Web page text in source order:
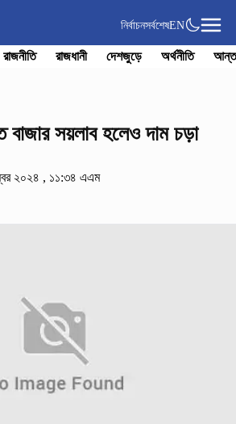
নির্বাচনসর্বশেষEN
রাজনীতি রাজধানী দেশজুড়ে অর্থনীতি
বাজার সয়লাব হলেও দাম চড়া
২০২৪ , ১১:৩৪ এএম